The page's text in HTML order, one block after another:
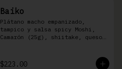
Baiko
Plátano macho empanizado,
tampico y salsa spicy Moshi,
Camarón (25g), shiitake, queso
$223.00